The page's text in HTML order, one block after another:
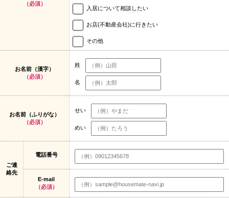
（必須）
入居について相談したい
お店(不動産会社)に行きたい
その他
お名前（漢字）
（必須）
姓
名
お名前（ふりがな）
（必須）
せい
めい
ご連
絡先
電話番号
E-mail
（必須）